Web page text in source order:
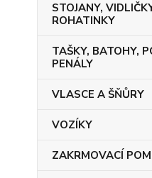
STOJANY,
ROHATINKY
TAŠKY, BATOHY,
PENÁLY
VLASCE A ŠŇŮRY
VOZÍKY
ZAKRMOVACÍ